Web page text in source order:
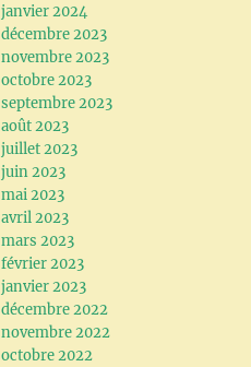
janvier 2024
décembre 2023
novembre 2023
octobre 2023
septembre 2023
août 2023
juillet 2023
juin 2023
mai 2023
avril 2023
mars 2023
février 2023
janvier 2023
décembre 2022
novembre 2022
octobre 2022